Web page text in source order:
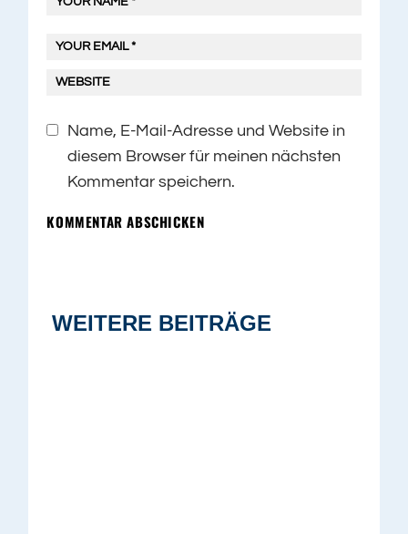
Name, E-Mail-Adresse und Website in
diesem Browser für meinen nächsten
Kommentar speichern.
KOMMENTAR ABSCHICKEN
WEITERE BEITRÄGE